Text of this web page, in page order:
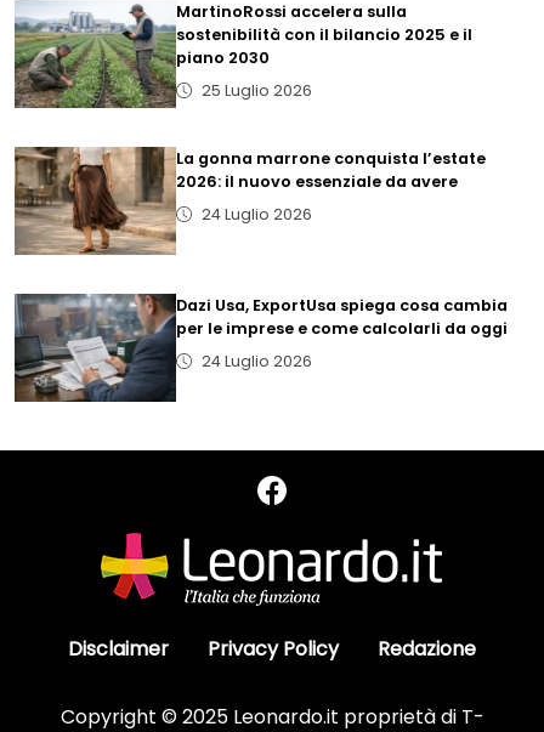
MartinoRossi accelera sulla
sostenibilità con il bilancio 2025 e il
piano 2030
25 Luglio 2026
La gonna marrone conquista l’estate
2026: il nuovo essenziale da avere
24 Luglio 2026
Dazi Usa, ExportUsa spiega cosa cambia
per le imprese e come calcolarli da oggi
24 Luglio 2026
Disclaimer Privacy Policy Redazione
Copyright © 2025 Leonardo.it proprietà di T-